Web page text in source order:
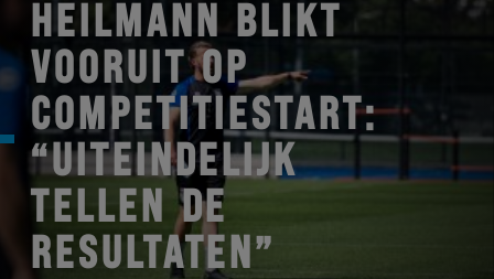
HEILMANN BLIKT
VOORUIT OP
COMPETITIESTART:
“UITEINDELIJK
TELLEN DE
RESULTATEN”